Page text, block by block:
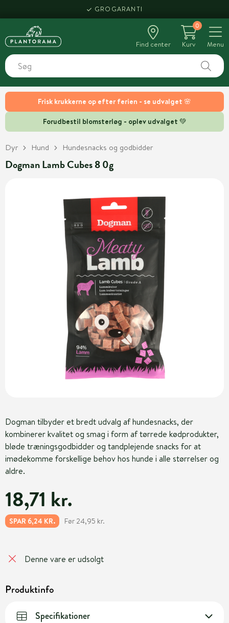
Frisk krukkerne op efter ferien - se udvalget 🌸
Forudbestil blomsterløg - oplev udvalget 💚
GROGARANTI
Find center
0
Kurv
Menu
Dyr Hund Hundesnacks og godbidder
Dogman Lamb Cubes 8 0g
Dogman tilbyder et bredt udvalg af hundesnacks, der
kombinerer kvalitet og smag i form af tørrede kødprodukter,
bløde træningsgodbidder og tandplejende snacks for at
imødekomme forskellige behov hos hunde i alle størrelser og
aldre.
18,71 kr.
SPAR 6,24 KR. Før 24,95 kr.
Denne vare er udsolgt
Produktinfo
Specifikationer